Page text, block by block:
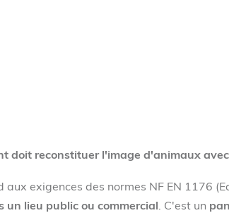
doit reconstituer l'image d'animaux
aux exigences des normes NF EN 1176
lieu public ou commercial . C'est un